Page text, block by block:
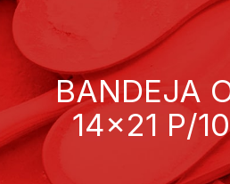
BANDEJA
14×21 P/